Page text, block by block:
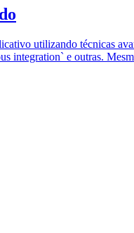
utilizando técnicas
integration` e outras.